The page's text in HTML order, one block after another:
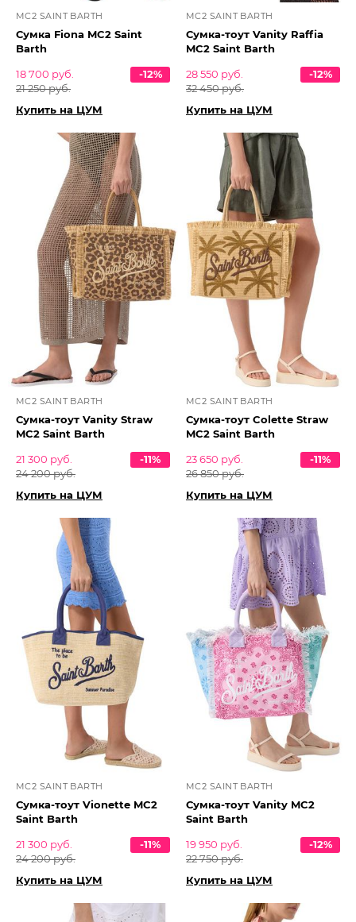
MC2 SAINT BARTH
Сумка Fiona MC2 Saint
Barth
18 700 руб.
21 250 руб.
-12%
Купить на ЦУМ
MC2 SAINT BARTH
Сумка-тоут Vanity Raffia
MC2 Saint Barth
28 550 руб.
32 450 руб.
-12%
Купить на ЦУМ
MC2 SAINT BARTH
Сумка-тоут Vanity Straw
MC2 Saint Barth
21 300 руб.
24 200 руб.
-11%
Купить на ЦУМ
MC2 SAINT BARTH
Сумка-тоут Colette Straw
MC2 Saint Barth
23 650 руб.
26 850 руб.
-11%
Купить на ЦУМ
MC2 SAINT BARTH
Сумка-тоут Vionette MC2
Saint Barth
21 300 руб.
24 200 руб.
-11%
Купить на ЦУМ
MC2 SAINT BARTH
Сумка-тоут Vanity MC2
Saint Barth
19 950 руб.
22 750 руб.
-12%
Купить на ЦУМ